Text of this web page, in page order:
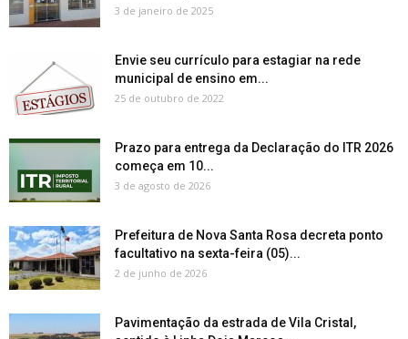
3 de janeiro de 2025
Envie seu currículo para estagiar na rede
municipal de ensino em...
25 de outubro de 2022
Prazo para entrega da Declaração do ITR 2026
começa em 10...
3 de agosto de 2026
Prefeitura de Nova Santa Rosa decreta ponto
facultativo na sexta-feira (05)...
2 de junho de 2026
Pavimentação da estrada de Vila Cristal,